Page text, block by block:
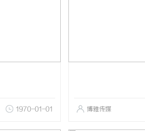
1970-01-01 博雅传媒